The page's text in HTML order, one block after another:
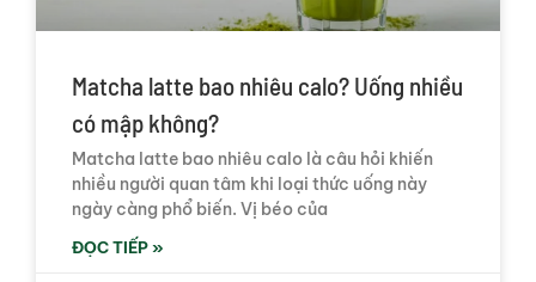
Matcha latte bao nhiêu calo? Uống nhiều
có mập không?
Matcha latte bao nhiêu calo là câu hỏi khiến
nhiều người quan tâm khi loại thức uống này
ngày càng phổ biến. Vị béo của
ĐỌC TIẾP »